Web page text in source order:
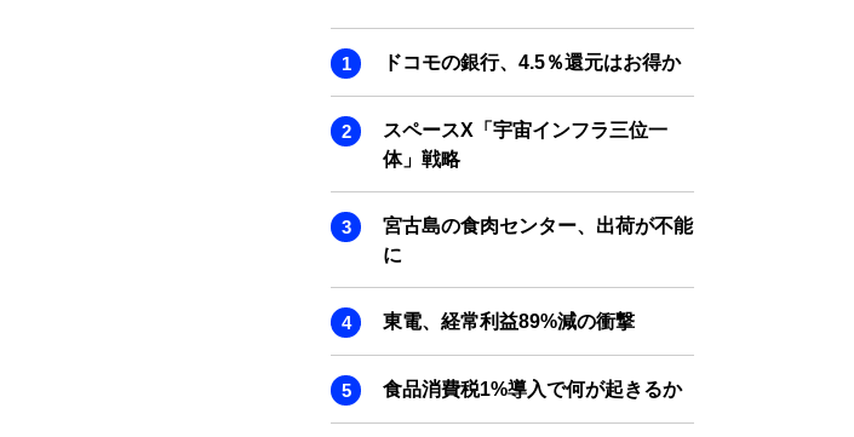
ドコモの銀行、4.5％還元はお得か
スペースX「宇宙インフラ三位一
体」戦略
宮古島の食肉センター、出荷が不能
に
東電、経常利益89%減の衝撃
食品消費税1%導入で何が起きるか
ENERGY MANAGEMENT JOURNAL
INBOUND JOURNAL
LIFE ENDING JOURNAL
AI JOURNAL
REAL ESTATE BROKERAGE JOURNAL
SMART MARKETING JOURNAL